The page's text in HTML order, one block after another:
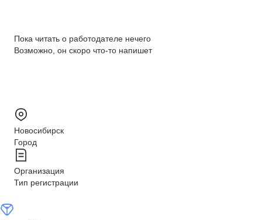
Пока читать о работодателе нечего
Возможно, он скоро что‑то напишет
Новосибирск
Город
Организация
Тип регистрации